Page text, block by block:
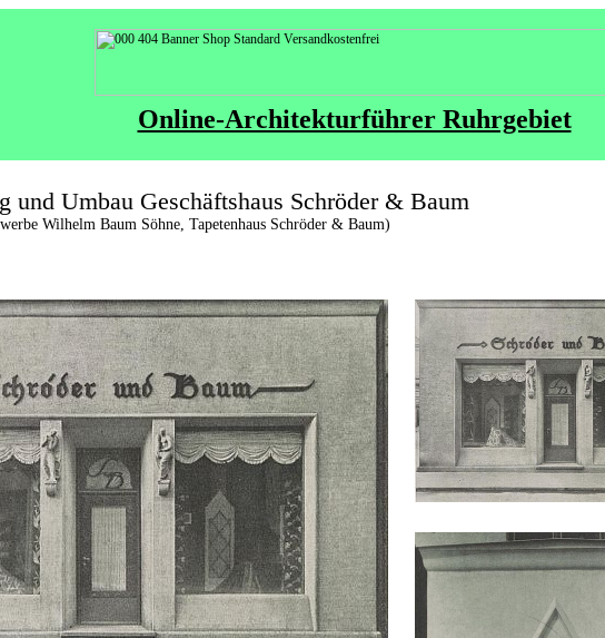
Online-Architekturführer Ruhrgebiet
und Umbau Geschäftshaus Schröder & Baum
Wilhelm Baum Söhne, Tapetenhaus Schröder & Baum)